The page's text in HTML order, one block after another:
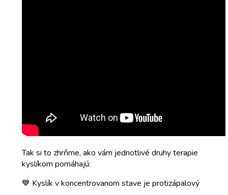
Tak si to zhrňme, ako vám jednotlivé druhy terapie
kyslíkom pomáhajú:
💙 Kyslík v koncentrovanom stave je protizápalový